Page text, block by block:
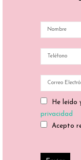
He leído
privacidad
Acepto